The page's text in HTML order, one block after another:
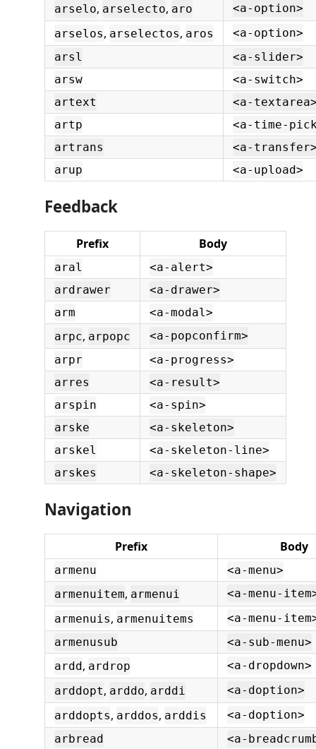
arselo, arselecto, aro
<a-option>
arselos, arselectos, aros
<a-option>
arsl
<a-slider>
arsw
<a-switch>
artext
<a-
artp
<a-time-
artrans
<a-
arup
<a-upload>
Feedback
Prefix Body
aral
<a-alert>
ardrawer
<a-drawer>
arm
<a-modal>
arpc, arpopc
<a-popconfirm>
arpr
<a-progress>
arres
<a-result>
arspin
<a-spin>
arske
<a-skeleton>
arskel
<a-skeleton-line>
arskes
<a-skeleton-shape>
Navigation
Prefix Body
armenu
<a-menu>
armenuitem, armenui
<a-menu-
armenuis, armenuitems
<a-menu-
armenusub
<a-sub-menu>
ardd, ardrop
<a-dropdown>
arddopt, arddo, arddi
<a-doption>
arddopts, arddos, arddis
<a-doption>
arbread
<a-